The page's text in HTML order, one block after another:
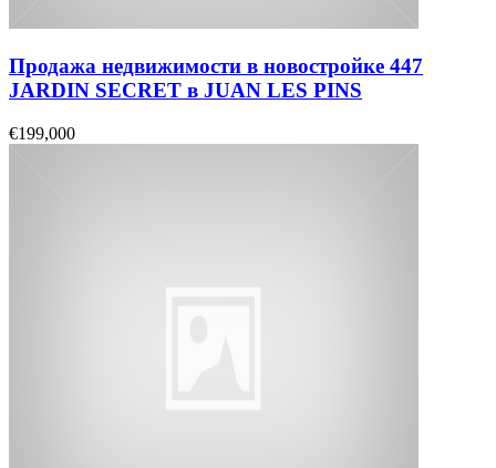
Продажа недвижимости в новостройке 447
JARDIN SECRET в JUAN LES PINS
€199,000